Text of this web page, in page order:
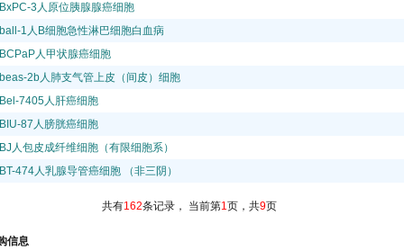
BxPC-3人原位胰腺腺癌细胞
ball-1人B细胞急性淋巴细胞白血病
BCPaP人甲状腺癌细胞
beas-2b人肺支气管上皮（间皮）细胞
Bel-7405人肝癌细胞
BIU-87人膀胱癌细胞
BJ人包皮成纤维细胞（有限细胞系）
BT-474人乳腺导管癌细胞 （非三阴）
共有162条记录， 当前第1页，共9页
信息